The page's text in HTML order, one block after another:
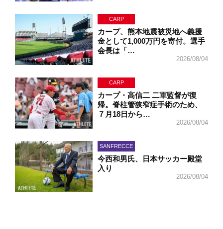
CARP
カープ、熊本地震被災地へ義援
金として1,000万円を寄付。選手
会長は「…
2026/08/04
CARP
カープ・高信二 二軍監督が復
帰。脊柱管狭窄症手術のため、
７月18日から…
2026/08/04
SANFRECCE
今西和男氏、日本サッカー殿堂
入り
2026/08/04